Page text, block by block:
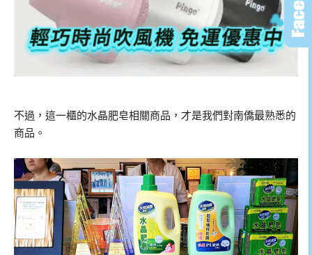
不過，這一櫃的水晶肥皂相關商品，才是我們對南僑最熟悉的
商品。